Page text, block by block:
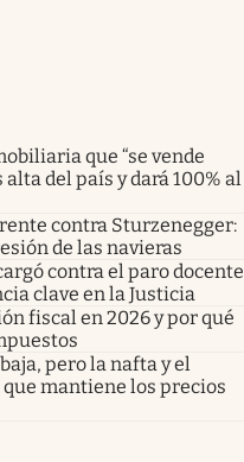
que “se vende
del país y dará 100% al
contra Sturzenegger:
de las navieras
contra el paro docente
clave en la Justicia
fiscal en 2026 y por qué
pero la nafta y el
mantiene los precios